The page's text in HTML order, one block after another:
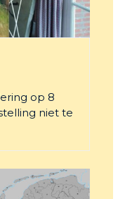
op 8
niet te